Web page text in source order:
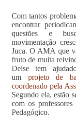
Com tantos
encontrar
questões e
movimentação
Juca. O AMA que
fruto de muita
Deise tem
um projeto de
coordenado pela
Segundo ela, estão
com os
Pedagógico.